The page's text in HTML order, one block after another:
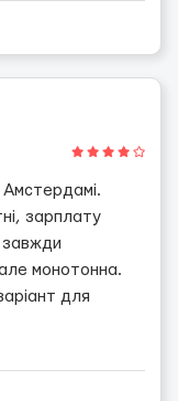
зарплату
монотонна.
для